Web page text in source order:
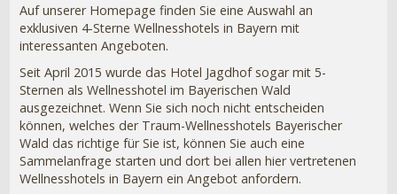
Auf unserer Homepage finden Sie eine Auswahl an
exklusiven 4-Sterne Wellnesshotels in Bayern mit
interessanten Angeboten.
Seit April 2015 wurde das Hotel Jagdhof sogar mit 5-
Sternen als Wellnesshotel im Bayerischen Wald
ausgezeichnet. Wenn Sie sich noch nicht entscheiden
können, welches der Traum-Wellnesshotels Bayerischer
Wald das richtige für Sie ist, können Sie auch eine
Sammelanfrage starten und dort bei allen hier vertretenen
Wellnesshotels in Bayern ein Angebot anfordern.